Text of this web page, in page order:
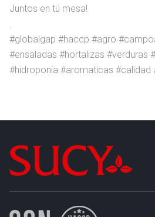
Juntos en tú mesa!
.
#globalgap #haccp #agro
#ensaladas #hortalizas #verduras
#hidroponía #aromaticas #calidad